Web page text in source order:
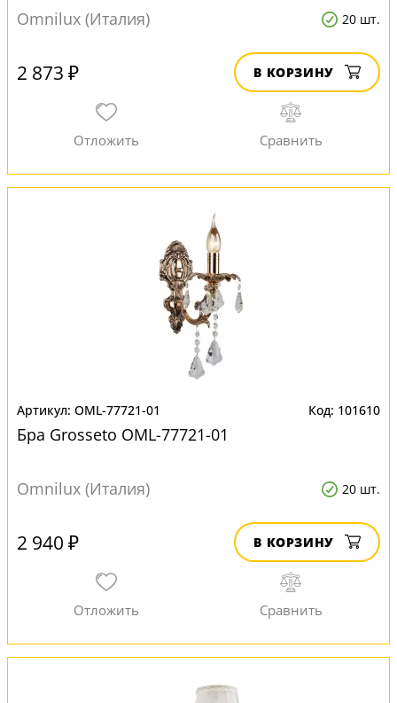
Omnilux (Италия) 20 шт.
2 873 ₽ В КОРЗИНУ
OML-77721-01 101610
Бра Grosseto OML-77721-01
Omnilux (Италия) 20 шт.
2 940 ₽ В КОРЗИНУ